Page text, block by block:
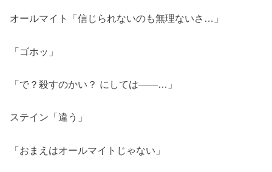
オールマイト「信じられないのも無理ないさ…」
「ゴホッ」
「で？殺すのかい？ にしては――…」
ステイン「違う」
「おまえはオールマイトじゃない」